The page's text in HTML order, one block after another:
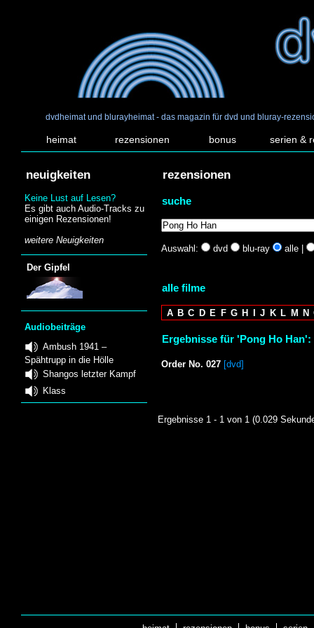
dvdheimat und blurayheimat - das magazin für dvd und bluray-
heimat rezensionen bonus serien &
neuigkeiten
Keine Lust auf Lesen?
Es gibt auch Audio-Tracks zu
einigen Rezensionen!
weitere Neuigkeiten
Der Gipfel
Audiobeiträge
Ambush 1941 –
Spähtrupp in die Hölle
Shangos letzter Kampf
Klass
rezensionen
suche
Auswahl: dvd blu-ray alle |
alle filme
A B C D E F G H I J K L M N
Ergebnisse für 'Pong Ho Han':
Order No. 027 [dvd]
Ergebnisse 1 - 1 von 1 (0.029